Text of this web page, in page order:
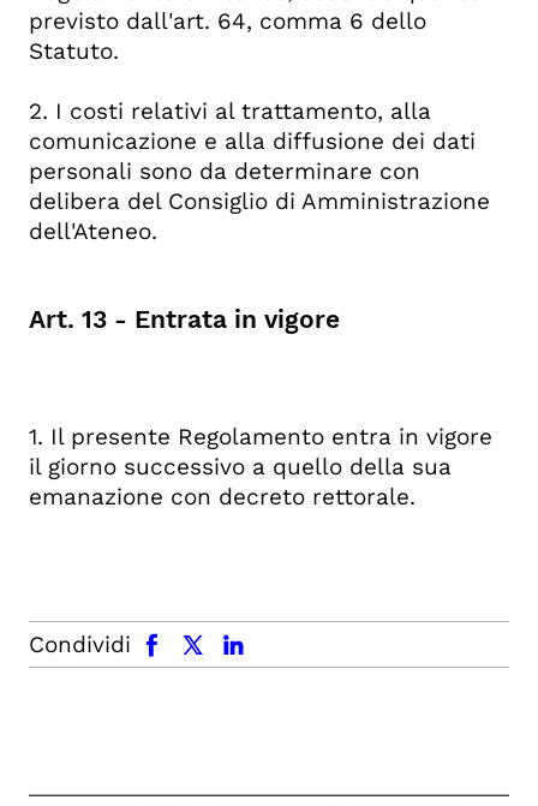
previsto dall'art. 64, comma 6 dello
Statuto.
2. I costi relativi al trattamento, alla
comunicazione e alla diffusione dei dati
personali sono da determinare con
delibera del Consiglio di Amministrazione
dell'Ateneo.
Art. 13 - Entrata in vigore
1. Il presente Regolamento entra in vigore
il giorno successivo a quello della sua
emanazione con decreto rettorale.
Condividi
facebook x.com linkedin